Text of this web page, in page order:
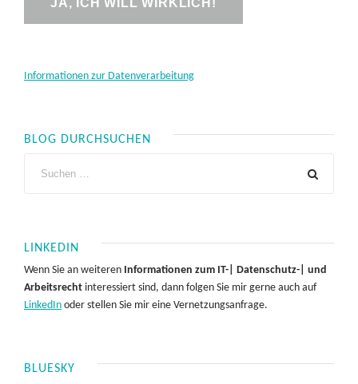
Informationen zur Datenverarbeitung
BLOG DURCHSUCHEN
LINKEDIN
Wenn Sie an weiteren Informationen zum IT-| Datenschutz-| und
Arbeitsrecht interessiert sind, dann folgen Sie mir gerne auch auf
LinkedIn oder stellen Sie mir eine Vernetzungsanfrage.
BLUESKY